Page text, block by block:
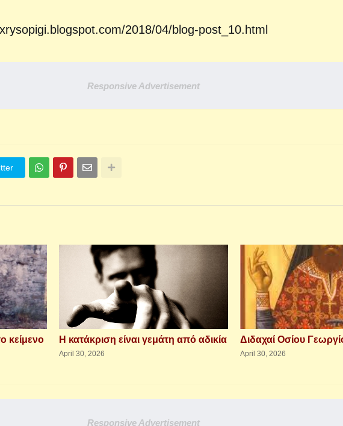
2018/04/blog-post_10.html
Responsive Advertisement
κείμενο
Η κατάκριση είναι γεμάτη από αδικία
April 30, 2026
Διδαχαί Οσίου
April 30, 2026
Responsive Advertisement